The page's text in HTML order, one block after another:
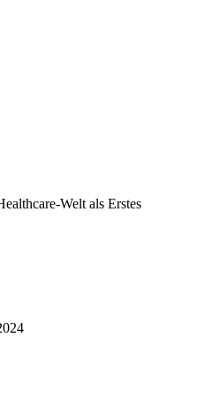
Welt als Erstes